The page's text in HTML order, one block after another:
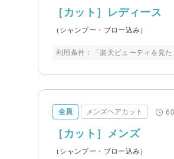
［カット］レディース
（シャンプー・ブロー込み）
利用条件：「楽天ビューティを見た
全員 メンズヘアカット
［カット］メンズ
（シャンプー・ブロー込み）